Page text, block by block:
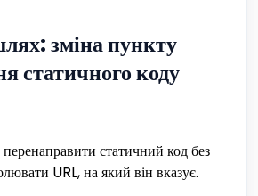
зміна пункту
статичного коду
перенаправити статичний код без
URL, на який він вказує.